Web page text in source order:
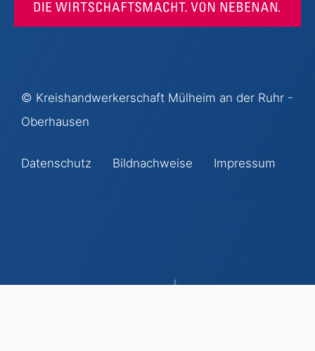
© Kreishandwerkerschaft Mülheim an der Ruhr -
Oberhausen
Datenschutz Bildnachweise Impressum